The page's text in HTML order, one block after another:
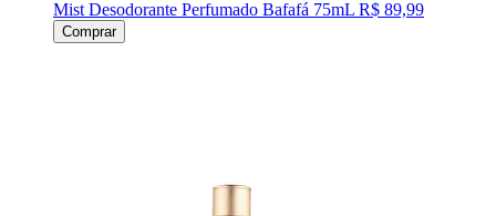
Mist Desodorante Perfumado Bafafá 75mL R$ 89,99
Comprar